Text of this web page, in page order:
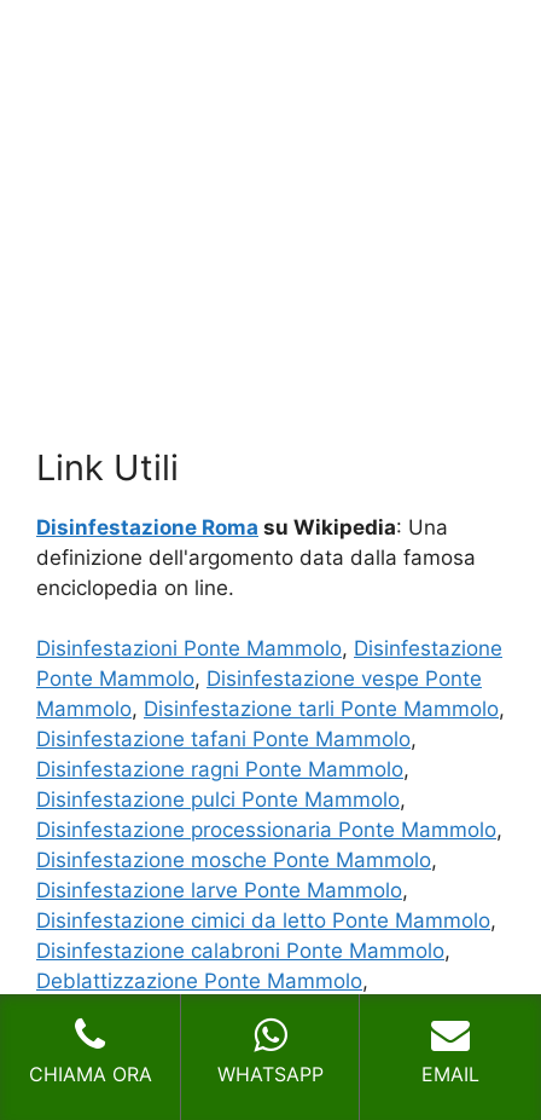
Link Utili
Disinfestazione Roma su Wikipedia: Una
definizione dell'argomento data dalla famosa
enciclopedia on line.
Disinfestazioni Ponte Mammolo, Disinfestazione
Ponte Mammolo, Disinfestazione vespe Ponte
Mammolo, Disinfestazione tarli Ponte Mammolo,
Disinfestazione tafani Ponte Mammolo,
Disinfestazione ragni Ponte Mammolo,
Disinfestazione pulci Ponte Mammolo,
Disinfestazione processionaria Ponte Mammolo,
Disinfestazione mosche Ponte Mammolo,
Disinfestazione larve Ponte Mammolo,
Disinfestazione cimici da letto Ponte Mammolo,
Disinfestazione calabroni Ponte Mammolo,
Deblattizzazione Ponte Mammolo,
Contattaci
CHIAMA ORA WHATSAPP EMAIL